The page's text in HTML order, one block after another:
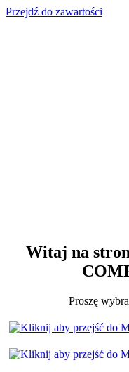
Przejdź do zawartości
Witaj na
Proszę